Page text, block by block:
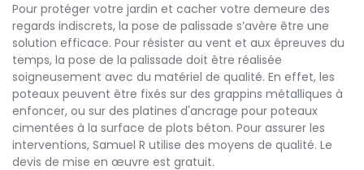
Pour protéger votre jardin et cacher votre demeure des
regards indiscrets, la pose de palissade s’avère être une
solution efficace. Pour résister au vent et aux épreuves du
temps, la pose de la palissade doit être réalisée
soigneusement avec du matériel de qualité. En effet, les
poteaux peuvent être fixés sur des grappins métalliques à
enfoncer, ou sur des platines d'ancrage pour poteaux
cimentées à la surface de plots béton. Pour assurer les
interventions, Samuel R utilise des moyens de qualité. Le
devis de mise en œuvre est gratuit.